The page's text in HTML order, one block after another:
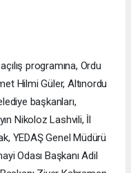
programına, Ordu
Hilmi Güler, Altınordu
başkanları,
Nikoloz Lashvili, İl
YEDAŞ Genel Müdürü
Odası Başkanı Adil